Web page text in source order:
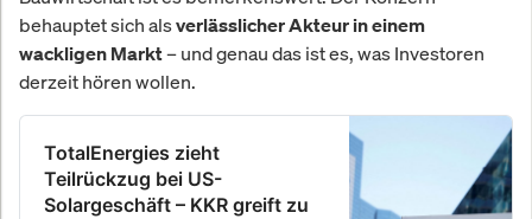
behauptet sich alsverlässlicher Akteur in einem
wackligen Markt– und genau das ist es, was Investoren
derzeit hören wollen.
TotalEnergies zieht
Teilrückzug bei US-
Solargeschäft – KKR greift zu